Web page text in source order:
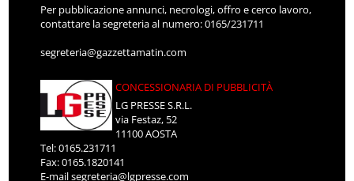
Per pubblicazione annunci, necrologi, offro e cerco lavoro,
contattare la segreteria al numero: 0165/231711
segreteria@gazzettamatin.com
CONCESSIONARIA DI PUBBLICITÀ
LG PRESSE S.R.L.
via Festaz, 52
11100 AOSTA
Tel: 0165.231711
Fax: 0165.1820141
E-mailsegreteria@lgpresse.com